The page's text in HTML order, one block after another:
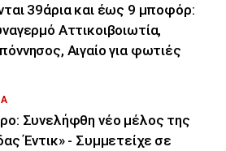
39άρια και έως 9 μποφόρ:
Αττικοιβοιωτία,
Αιγαίο για φωτιές
Συνελήφθη νέο μέλος της
Έντικ» - Συμμετείχε σε